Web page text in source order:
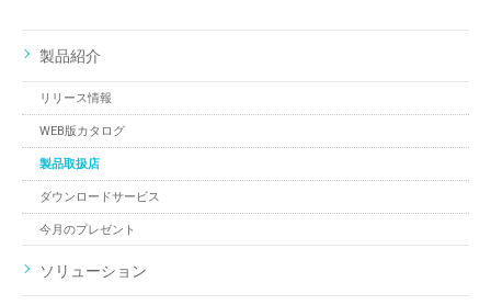
製品紹介
リリース情報
WEB版カタログ
製品取扱店
ダウンロードサービス
今月のプレゼント
ソリューション